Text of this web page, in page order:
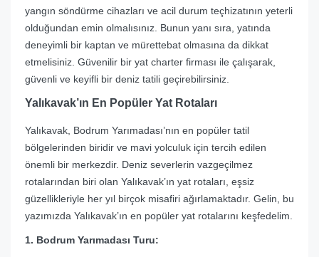
yangın söndürme cihazları ve acil durum teçhizatının yeterli
olduğundan emin olmalısınız. Bunun yanı sıra, yatında
deneyimli bir kaptan ve mürettebat olmasına da dikkat
etmelisiniz. Güvenilir bir yat charter firması ile çalışarak,
güvenli ve keyifli bir deniz tatili geçirebilirsiniz.
Yalıkavak’ın En Popüler Yat Rotaları
Yalıkavak, Bodrum Yarımadası’nın en popüler tatil
bölgelerinden biridir ve mavi yolculuk için tercih edilen
önemli bir merkezdir. Deniz severlerin vazgeçilmez
rotalarından biri olan Yalıkavak’ın yat rotaları, eşsiz
güzellikleriyle her yıl birçok misafiri ağırlamaktadır. Gelin, bu
yazımızda Yalıkavak’ın en popüler yat rotalarını keşfedelim.
1. Bodrum Yarımadası Turu: